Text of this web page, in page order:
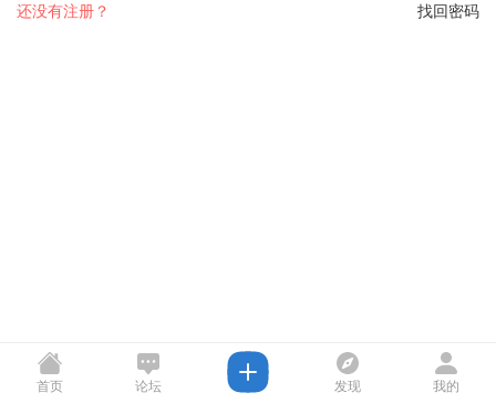
找回密码
还没有注册？
首页 论坛 发现 我的